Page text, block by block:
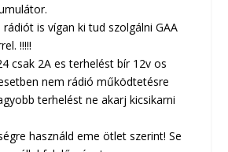
is vígan ki tud szolgálni GAA
!!!!!
csak 2A es terhelést bír 12v os
nem rádió működtetésre
terhelést ne akarj kicsikarni
használd eme ötlet szerint! Se